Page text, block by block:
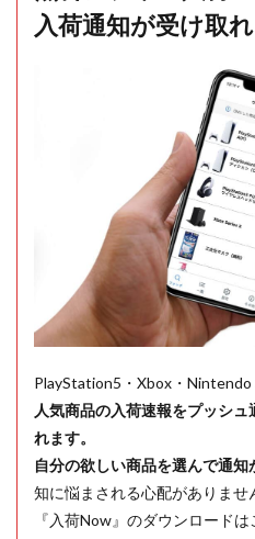
入荷通知が受け取れ
PlayStation5・Xbox・
人気商品の入荷速報をプッシ
れます。
自分の欲しい商品を選んで通知
知に悩まされる心配がありませ
『入荷Now』のダウンロードは